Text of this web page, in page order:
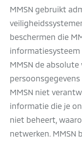
MMSN gebruikt
beschermen die
informatiesysteem
MMSN de
MMSN niet
informatie die je
niet beheert,
netwerken. MMSN